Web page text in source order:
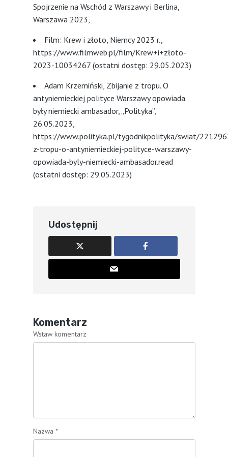
Spojrzenie na Wschód z Warszawy i Berlina,
Warszawa 2023,
Film: Krew i złoto, Niemcy 2023 r.,
https://www.filmweb.pl/film/Krew+i+złoto-
2023-10034267 (ostatni dostęp: 29.05.2023)
Adam Krzemiński, Zbijanie z tropu. O
antyniemieckiej polityce Warszawy opowiada
były niemiecki ambasador, „Polityka”,
26.05.2023,
https://www.polityka.pl/tygodnikpolityka/swiat/
z-tropu-o-antyniemieckiej-polityce-warszawy-
opowiada-byly-niemiecki-ambasador.read
(ostatni dostęp: 29.05.2023)
Udostępnij
Komentarz
Wstaw komentarz
Nazwa *